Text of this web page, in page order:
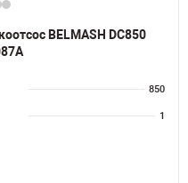
BELMASH DC850
850
1